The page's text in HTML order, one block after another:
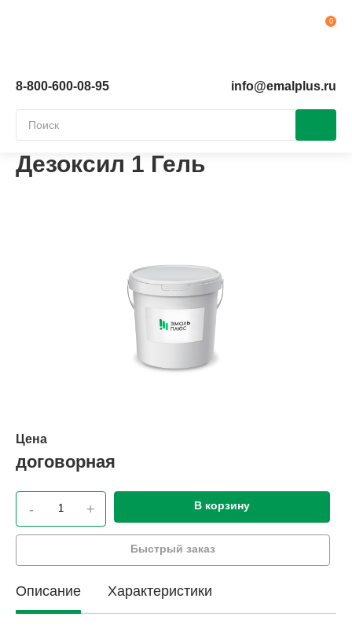
8-800-600-08-95 info@emalplus.ru
Дезоксил 1 Гель
Цена
договорная
- + В корзину
Быстрый заказ
Описание Характеристики